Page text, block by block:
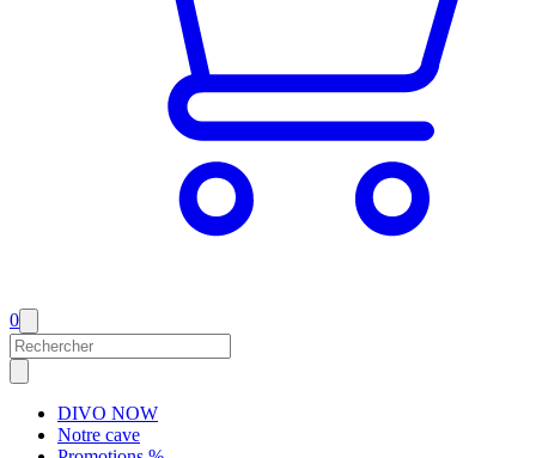
0
DIVO NOW
Notre cave